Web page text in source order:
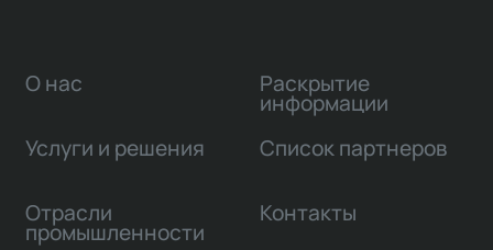
О нас
Услуги и решения
Отрасли
промышленности
Раскрытие
информации
Список партнеров
Контакты